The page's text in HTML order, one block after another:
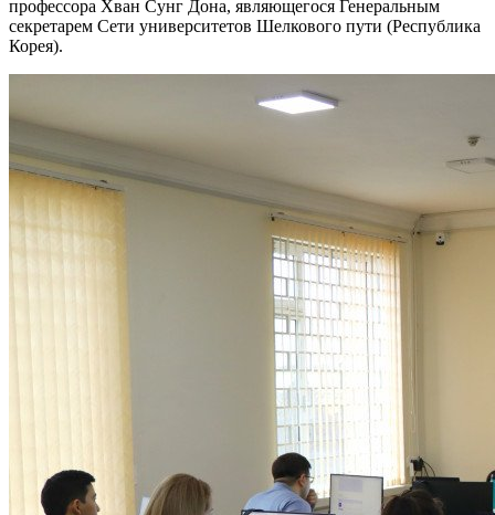
профессора Хван Сунг Дона, являющегося Генеральным
секретарем Сети университетов Шелкового пути (Республика
Корея).